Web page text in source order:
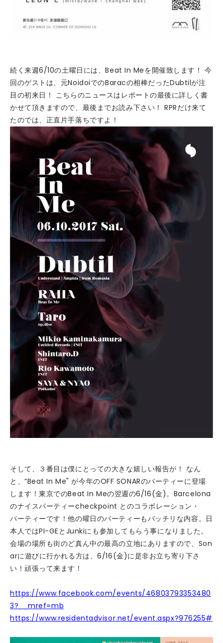
続く来週6/10の土曜日には、Beat In Meを開催致します！ 今
回のゲストは、元NoidoiでのBaracの相棒だったDubtilが注
目の初来日！ こちらのニュースはレポートの最後に詳しく書
かせて頂きますので、最後までお読み下さい！ RPRだけ来て
たのでは、正直片手落ちですよ！
そして、３番目は僕にとっての大きな嬉しい報告が！ なん
と、”Beat In Me" が今年のOFF SONARのパーティーに登場
します！東京でのBeat In Meの翌週の6/16(金)。Barcelona
のナイスパーティーcheckpoint とのコラボレーション・
パーティーです！他の曜日のパーティーもバッチリな内容。日
本人ではPI-GEとJunkiにも参加してもらう事になりました。
会場の場所も街のど真ん中の最高の立地にありますので、Son
arに遊びに行かれる方は、6/16(金)に是非お立ち寄り下さ
い！頑張って来ます！
https://www.facebook.com/events/46803793353480
3?__mref=mb
https://www.residentadvisor.net/event.aspx?976255#